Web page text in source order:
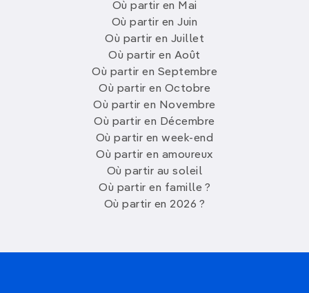
Où partir en Mai
Où partir en Juin
Où partir en Juillet
Où partir en Août
Où partir en Septembre
Où partir en Octobre
Où partir en Novembre
Où partir en Décembre
Où partir en week-end
Où partir en amoureux
Où partir au soleil
Où partir en famille ?
Où partir en 2026 ?